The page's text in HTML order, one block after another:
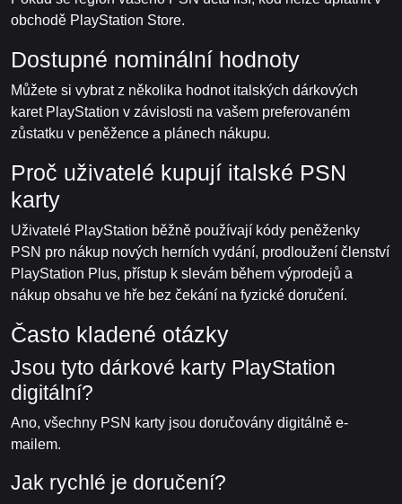
obchodě PlayStation Store.
Dostupné nominální hodnoty
Můžete si vybrat z několika hodnot italských dárkových
karet PlayStation v závislosti na vašem preferovaném
zůstatku v peněžence a plánech nákupu.
Proč uživatelé kupují italské PSN
karty
Uživatelé PlayStation běžně používají kódy peněženky
PSN pro nákup nových herních vydání, prodloužení členství
PlayStation Plus, přístup k slevám během výprodejů a
nákup obsahu ve hře bez čekání na fyzické doručení.
Často kladené otázky
Jsou tyto dárkové karty PlayStation
digitální?
Ano, všechny PSN karty jsou doručovány digitálně e-
mailem.
Jak rychlé je doručení?